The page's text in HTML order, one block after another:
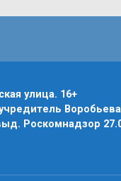
улица. 16+
Роскомнадзор